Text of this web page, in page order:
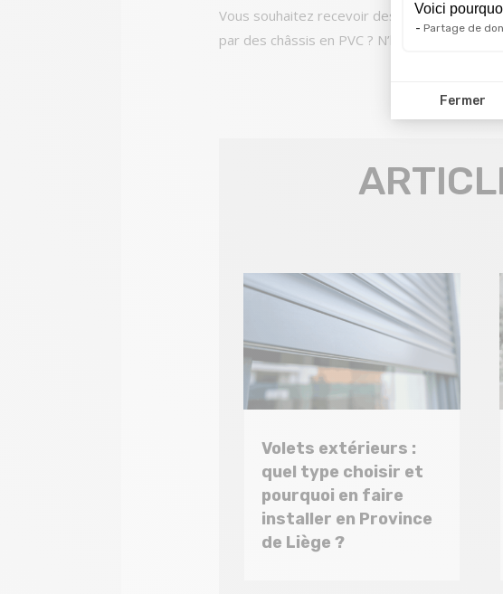
Voici
Partage de
Fermer
Vous souhaitez recevoir des conseils
par des châssis en PVC ? N’hésitez pas à
Volets extérieurs :
quel type choisir et
pourquoi en faire
installer en Province
de Liège ?